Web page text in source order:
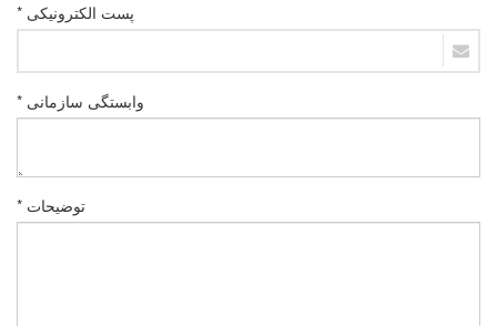
پست الکترونیکی *
وابستگی سازمانی *
توضیحات *